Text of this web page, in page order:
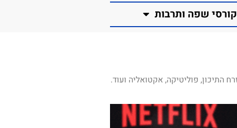
קורסי שפה ותרבות
התיכון, פוליטיקה, אקטואליה ועוד.